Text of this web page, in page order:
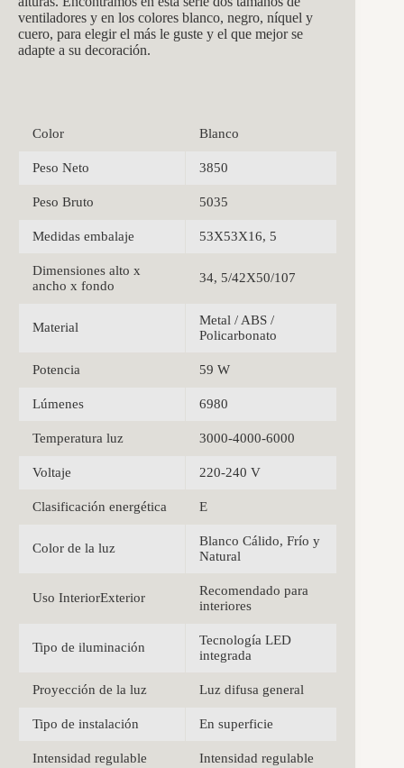
ventiladores y en los colores blanco, negro, níquel y
cuero, para elegir el más le guste y el que mejor se
adapte a su decoración.
Color Blanco
Peso Neto 3850
Peso Bruto 5035
Medidas embalaje 53X53X16, 5
Dimensiones alto x
ancho x fondo
34, 5/42X50/107
Material
Metal / ABS /
Policarbonato
Potencia 59 W
Lúmenes 6980
Temperatura luz 3000-4000-6000
Voltaje 220-240 V
Clasificación energética E
Color de la luz
Blanco Cálido, Frío y
Natural
Uso InteriorExterior
Recomendado para
interiores
Tipo de iluminación
Tecnología LED
integrada
Proyección de la luz Luz difusa general
Tipo de instalación En superficie
Intensidad regulable Intensidad regulable